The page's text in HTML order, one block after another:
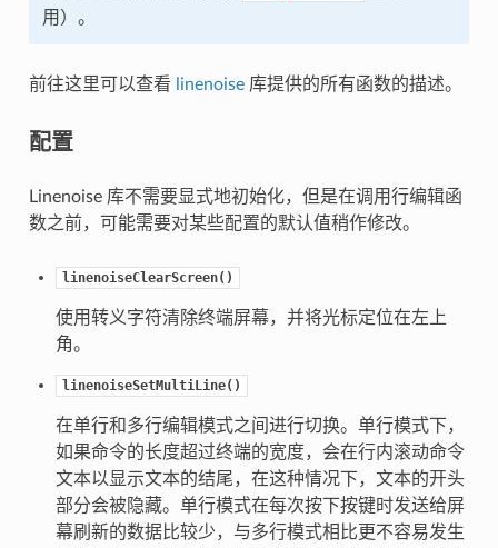
用）。
前往这里可以查看 linenoise库提供的所有函数的描述。
配置
Linenoise 库不需要显式地初始化，但是在调用行编辑函
数之前，可能需要对某些配置的默认值稍作修改。
linenoiseClearScreen()
使用转义字符清除终端屏幕，并将光标定位在左上
角。
linenoiseSetMultiLine()
在单行和多行编辑模式之间进行切换。单行模式下，
如果命令的长度超过终端的宽度，会在行内滚动命令
文本以显示文本的结尾，在这种情况下，文本的开头
部分会被隐藏。单行模式在每次按下按键时发送给屏
幕刷新的数据比较少，与多行模式相比更不容易发生